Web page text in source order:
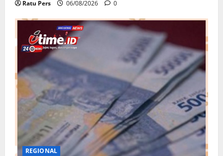
Ratu Pers 06/08/2026 0
REGIONAL